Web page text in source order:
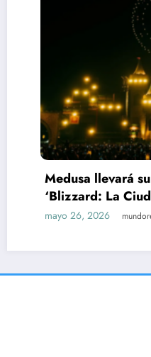
Medusa llevará su
‘Blizzard: La
indoor para 9.000
mayo 26, 2026